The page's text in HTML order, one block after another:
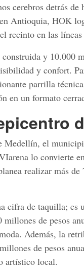
cerebros detrás
Antioquia, HOK
recinto en las
y 10.000
y confort.
parrilla
en un formato
el
lo convierte
realizar más
cifra de taquilla;
de pesos
Además, la
de pesos
artístico local.